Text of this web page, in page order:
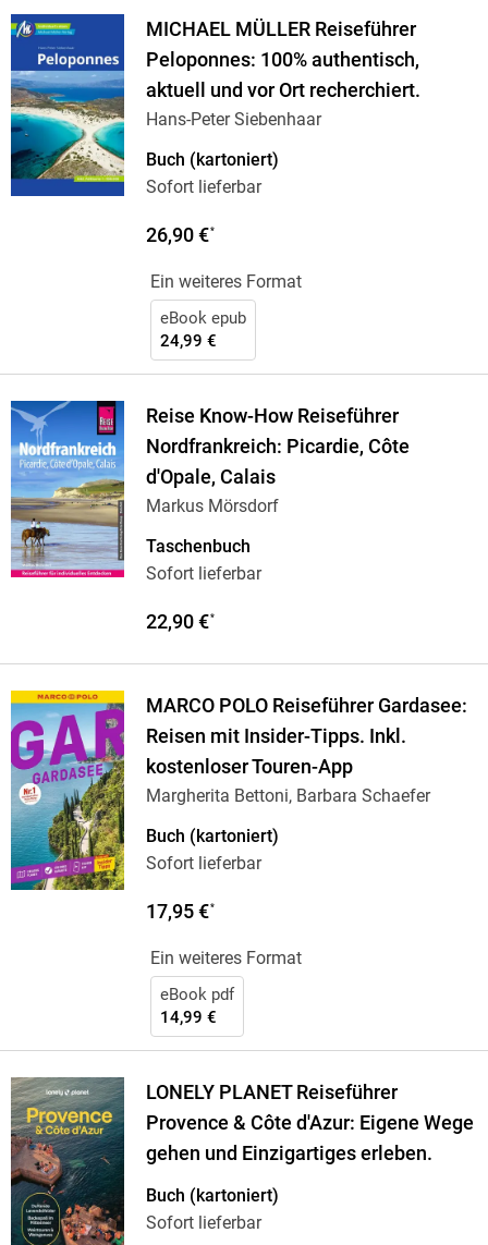
MICHAEL MÜLLER Reiseführer
Peloponnes: 100% authentisch,
aktuell und vor Ort recherchiert.
Hans-Peter Siebenhaar
Buch (kartoniert)
Sofort lieferbar
26,90 €*
Ein weiteres Format
eBook epub
24,99 €
Reise Know-How Reiseführer
Nordfrankreich: Picardie, Côte
d'Opale, Calais
Markus Mörsdorf
Taschenbuch
Sofort lieferbar
22,90 €*
MARCO POLO Reiseführer Gardasee:
Reisen mit Insider-Tipps. Inkl.
kostenloser Touren-App
Margherita Bettoni, Barbara Schaefer
Buch (kartoniert)
Sofort lieferbar
17,95 €*
Ein weiteres Format
eBook pdf
14,99 €
LONELY PLANET Reiseführer
Provence & Côte d'Azur: Eigene Wege
gehen und Einzigartiges erleben.
Buch (kartoniert)
Sofort lieferbar